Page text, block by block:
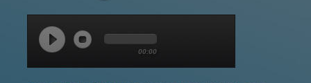
00:00